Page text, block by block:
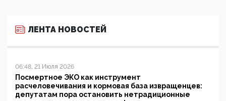
ЛЕНТА НОВОСТЕЙ
06:48, 21 Июля 2026
Посмертное ЭКО как инструмент
расчеловечивания и кормовая база извращенцев:
депутатам пора остановить нетрадиционные